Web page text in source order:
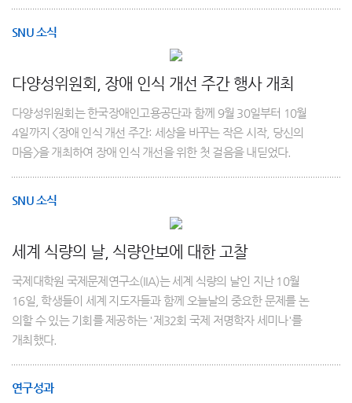
SNU 소식
다양성위원회, 장애 인식 개선 주간 행사 개최
다양성위원회는 한국장애인고용공단과 함께 9월 30일부터 10월
4일까지 <장애 인식 개선 주간: 세상을 바꾸는 작은 시작, 당신의
마음>을 개최하여 장애 인식 개선을 위한 첫 걸음을 내딛었다.
SNU 소식
세계 식량의 날, 식량안보에 대한 고찰
국제대학원 국제문제연구소(IIA)는 세계 식량의 날인 지난 10월
16일, 학생들이 세계 지도자들과 함께 오늘날의 중요한 문제를 논
의할 수 있는 기회를 제공하는 '제32회 국제 저명학자 세미나'를
개최했다.
연구성과